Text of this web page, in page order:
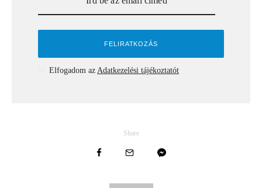
Elfogadom az Adatkezelési tájékoztatót
Share